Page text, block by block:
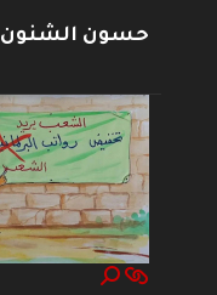
حسون الشنون